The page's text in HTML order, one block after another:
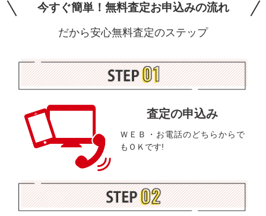
今すぐ簡単！無料査定お申込みの流れ
だから安心無料査定のステップ
査定の申込み
ＷＥＢ・お電話のどちらからで
もＯＫです!